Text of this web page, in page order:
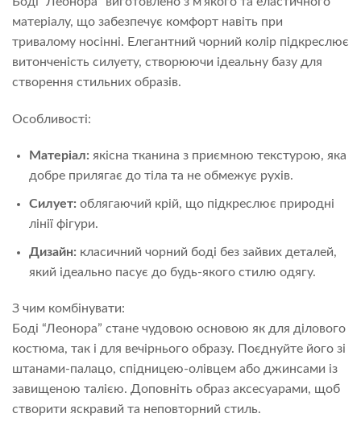
матеріалу, що забезпечує комфорт навіть при
тривалому носінні. Елегантний чорний колір підкреслює
витонченість силуету, створюючи ідеальну базу для
створення стильних образів.
Особливості:
Матеріал: якісна тканина з приємною текстурою, яка
добре прилягає до тіла та не обмежує рухів.
Силует: облягаючий крій, що підкреслює природні
лінії фігури.
Дизайн: класичний чорний боді без зайвих деталей,
який ідеально пасує до будь-якого стилю одягу.
З чим комбінувати:
Боді “Леонора” стане чудовою основою як для ділового
костюма, так і для вечірнього образу. Поєднуйте його зі
штанами-палацо, спідницею-олівцем або джинсами із
завищеною талією. Доповніть образ аксесуарами, щоб
створити яскравий та неповторний стиль.